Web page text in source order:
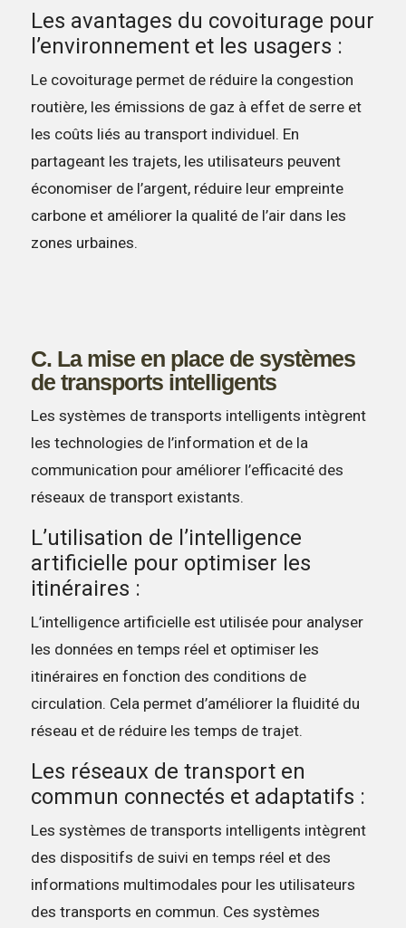
Les avantages du covoiturage pour
l’environnement et les usagers :
Le covoiturage permet de réduire la congestion
routière, les émissions de gaz à effet de serre et
les coûts liés au transport individuel. En
partageant les trajets, les utilisateurs peuvent
économiser de l’argent, réduire leur empreinte
carbone et améliorer la qualité de l’air dans les
zones urbaines.
C. La mise en place de systèmes
de transports intelligents
Les systèmes de transports intelligents intègrent
les technologies de l’information et de la
communication pour améliorer l’efficacité des
réseaux de transport existants.
L’utilisation de l’intelligence
artificielle pour optimiser les
itinéraires :
L’intelligence artificielle est utilisée pour analyser
les données en temps réel et optimiser les
itinéraires en fonction des conditions de
circulation. Cela permet d’améliorer la fluidité du
réseau et de réduire les temps de trajet.
Les réseaux de transport en
commun connectés et adaptatifs :
Les systèmes de transports intelligents intègrent
des dispositifs de suivi en temps réel et des
informations multimodales pour les utilisateurs
des transports en commun. Ces systèmes